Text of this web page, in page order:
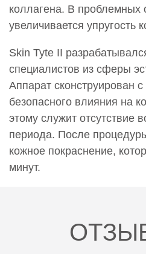
0000868
0000869
Термовоздействие Скин
шея, декольте
0000870
Термовоздействие Скин
(за обе) по 1 зоне ( 20 см)
26 250 руб.
коллагена. В проблемных
увеличивается упругость
Skin Tyte II
специалистов из сферы
Аппарат сконструирован
безопасного влияния на
этому служит отсутствие
периода. После
кожное покраснение,
минут.